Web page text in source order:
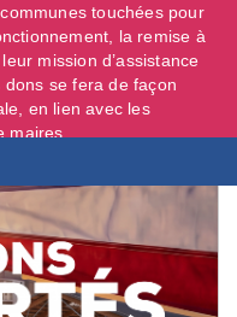
touchées pour
la remise à
mission d’assistance
dons se fera de façon
en lien avec les
maires. ...